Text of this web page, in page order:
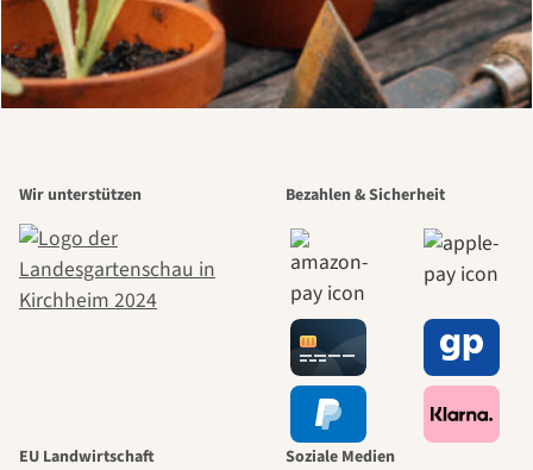
Wir unterstützen Bezahlen & Sicherheit
EU Landwirtschaft Soziale Medien